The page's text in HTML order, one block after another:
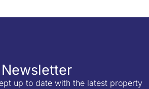
Newsletter
up to date with the latest property